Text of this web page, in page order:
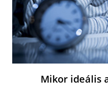
Mikor ideális